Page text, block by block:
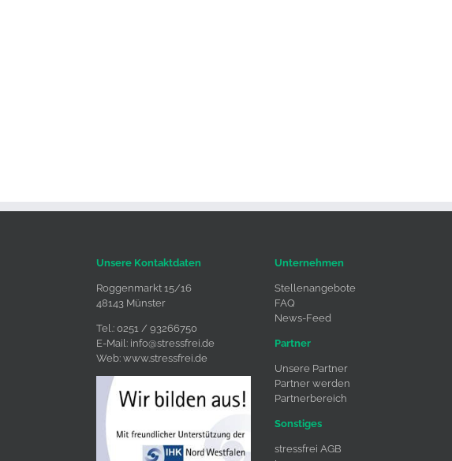
Unsere Kontaktdaten
Roggenmarkt 15/16
48143 Münster
Tel.: 0251 / 93266750
E-Mail: info@stressfrei.de
Web: www.stressfrei.de
Unternehmen
Stellenangebote
FAQ
News-Feed
Partner
Unsere Partner
Partner werden
Partnerbereich
Sonstiges
stressfrei AGB